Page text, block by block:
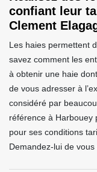
confiant leur
Clement
Les haies permettent
savez comment les
à obtenir une haie
de vous adresser à
considéré par
référence à Harbouey
pour ses conditions
Demandez-lui de